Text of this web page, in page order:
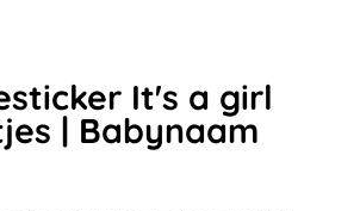
It's a girl
| Babynaam